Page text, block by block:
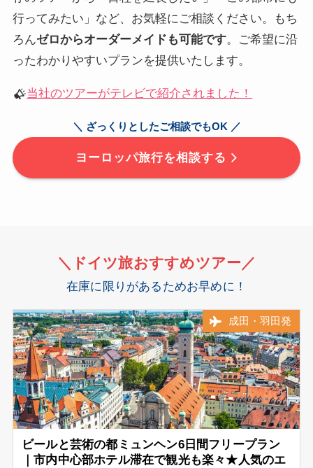
行ってみたい」など、お気軽にご相談ください。もち
ろんゼロからオーダーメイドも可能です。ご希望に沿
ったわかりやすいプランを提供いたします。
当社のツアーがテレビで紹介されました！
＼ ざっくりとしたご相談でもOK ／
ヨーロッパ旅行を相談する
＼ドイツ旅おすすめツアー／
在庫に限りがあるためお早めに！
成田・羽田発
ビールと芸術の都ミュンヘン6日間フリープラン
｜市内中心部ホテル滞在で観光も楽々★人気のエ